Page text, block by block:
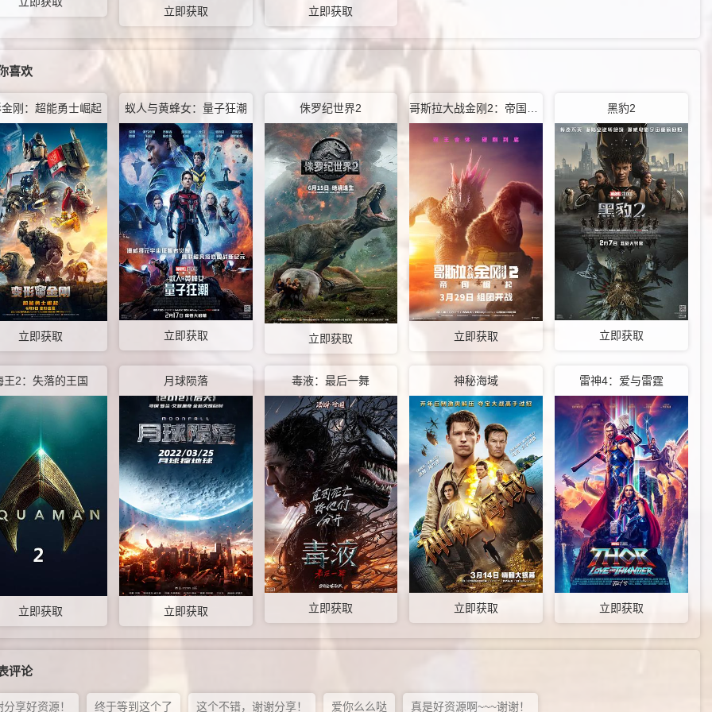
立即获取 立即获取
喜欢
刚：超能勇士崛起
立即获取
蚁人与黄蜂女：量子狂潮
立即获取
侏罗纪世界2
立即获取 立即获取
黑豹2
立即获取
王2：失落的王国
立即获取
月球陨落
立即获取
毒液：最后一舞
立即获取
神秘海域
立即获取
雷神4：爱与雷霆
立即获取
评论
分享好资源！ 终于等到这个了 这个不错，谢谢分享！ 爱你么么哒 真是好资源啊~~~谢谢！